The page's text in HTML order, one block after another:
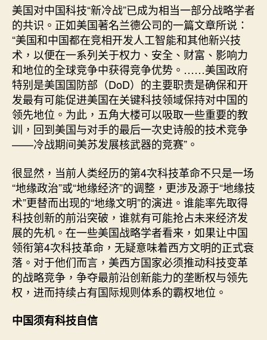
美国对中国科技“新冷战”已成为相当一部分战略学者
的共识。正如美国著名兰德公司的一篇文章所说：
“美国和中国都在竞相开发人工智能和其他新兴技
术，以便在一系列关于权力、安全、财富、影响力
和地位的全球竞争中获得竞争优势。……美国政府
特别是美国国防部（DoD）的主要职责是确保和开
发最有可能促进美国在关键科技领域保持对中国的
领先地位。为此，五角大楼可以吸取一些重要的教
训，回到美国与对手的最后一次史诗般的技术竞争
——冷战期间美苏发展核武器的竞赛”。
很显然，当前人类经历的第4次科技革命不只是一场
“地缘政治”或“地缘经济”的调整，更涉及源于“地缘技
术”更替而出现的“地缘文明”的演进。谁能率先取得
科技创新的前沿突破，谁就有可能抢占未来经济发
展的先机。在一些美国战略学者看来，如果让中国
领衔第4次科技革命，无疑意味着西方文明的正式衰
落。对于他们而言，美西方国家必须推动科技变革
的战略竞争，争夺最前沿创新能力的垄断权与领先
权，进而持续占有国际规则体系的霸权地位。
中国须有科技自信